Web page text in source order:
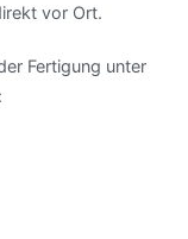
vor Ort.
Fertigung unter